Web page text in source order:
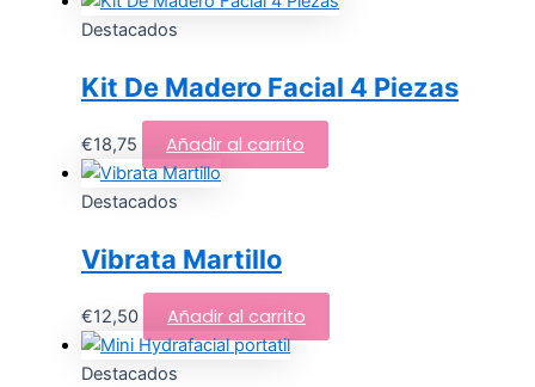
Destacados
Kit De Madero Facial 4 Piezas
€18,75 Añadir al carrito
Destacados
Vibrata Martillo
€12,50 Añadir al carrito
Destacados